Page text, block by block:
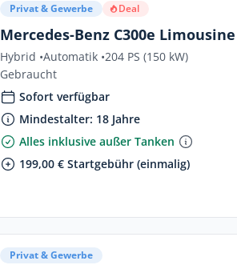
Privat & Gewerbe Deal
Mercedes-Benz C300e Limousine
Hybrid •Automatik •204 PS (150 kW)
Gebraucht
Sofort verfügbar
Mindestalter: 18 Jahre
Alles inklusive außer Tanken
199,00 € Startgebühr (einmalig)
Privat & Gewerbe